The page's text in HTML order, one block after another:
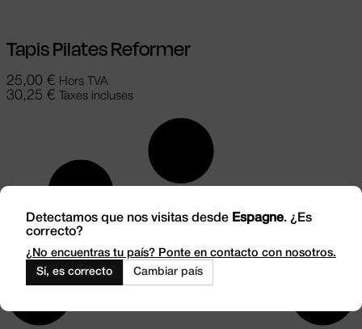
Tapis Pilates Reformer
25,00 € Hors TVA
30,25 € Taxes incluses
Detectamos que nos visitas desde Espagne. ¿Es
correcto?
¿No encuentras tu país? Ponte en contacto con nosotros.
Sí, es correcto
Cambiar país